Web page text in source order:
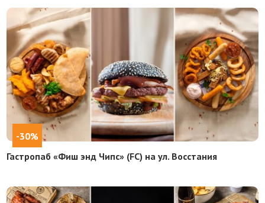
-30%
Гастропаб «Фиш энд Чипс» (FC) на ул. Восстания